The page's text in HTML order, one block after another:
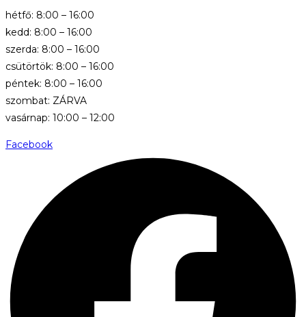
hétfő: 8:00 – 16:00
kedd: 8:00 – 16:00
szerda: 8:00 – 16:00
csütörtök: 8:00 – 16:00
péntek: 8:00 – 16:00
szombat: ZÁRVA
vasárnap: 10:00 – 12:00
Facebook